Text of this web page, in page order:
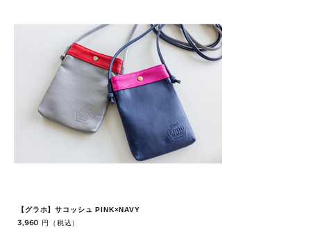
【グラホ】サコッシュ PINK×NAVY
3,960 円（税込）